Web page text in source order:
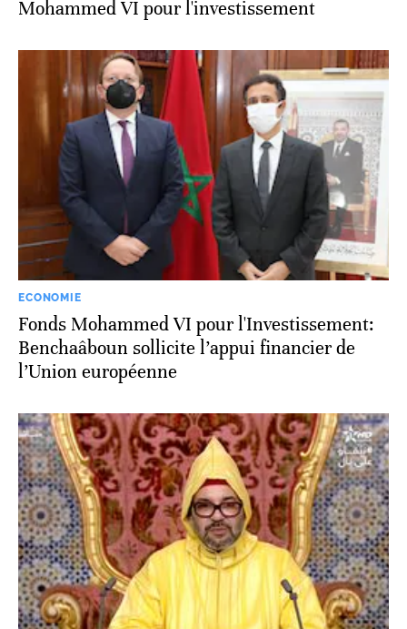
Mohammed VI pour l'investissement
ECONOMIE
Fonds Mohammed VI pour l'Investissement:
Benchaâboun sollicite l’appui financier de
l’Union européenne